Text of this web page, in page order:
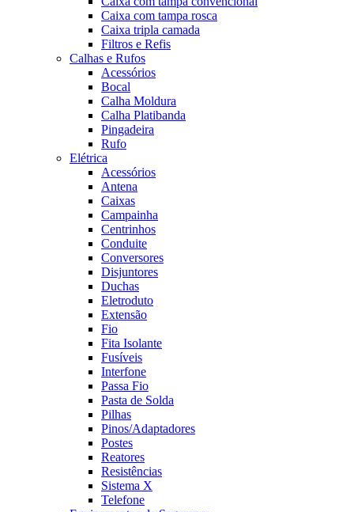
Caixa com tampa rosca
Caixa tripla camada
Filtros e Refis
Calhas e Rufos
Acessórios
Bocal
Calha Moldura
Calha Platibanda
Pingadeira
Rufo
Elétrica
Acessórios
Antena
Caixas
Campainha
Centrinhos
Conduite
Conversores
Disjuntores
Duchas
Eletroduto
Extensão
Fio
Fita Isolante
Fusíveis
Interfone
Passa Fio
Pasta de Solda
Pilhas
Pinos/Adaptadores
Postes
Reatores
Resistências
Sistema X
Telefone